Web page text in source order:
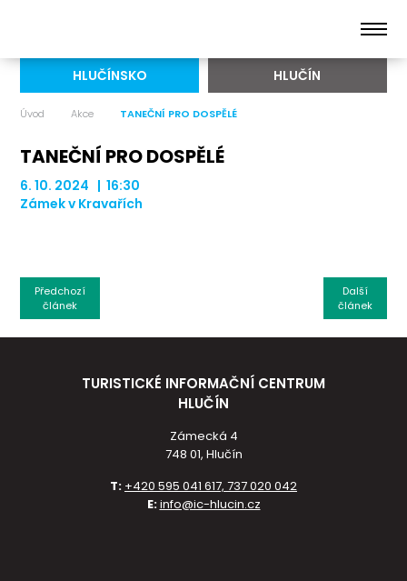
HLUČÍNSKO HLUČÍN
Úvod Akce TANEČNÍ PRO DOSPĚLÉ
TANEČNÍ PRO DOSPĚLÉ
6. 10. 2024 | 16:30
Zámek v Kravařích
Další
článek
Předchozí
článek
TURISTICKÉ INFORMAČNÍ CENTRUM
HLUČÍN
Zámecká 4
748 01, Hlučín
T: +420 595 041 617, 737 020 042
E:info@ic-hlucin.cz